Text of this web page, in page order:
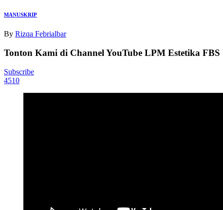
MANUSKRIP
By Rizqa Febrialbar
Tonton Kami di Channel YouTube LPM Estetika
Subscribe
4510